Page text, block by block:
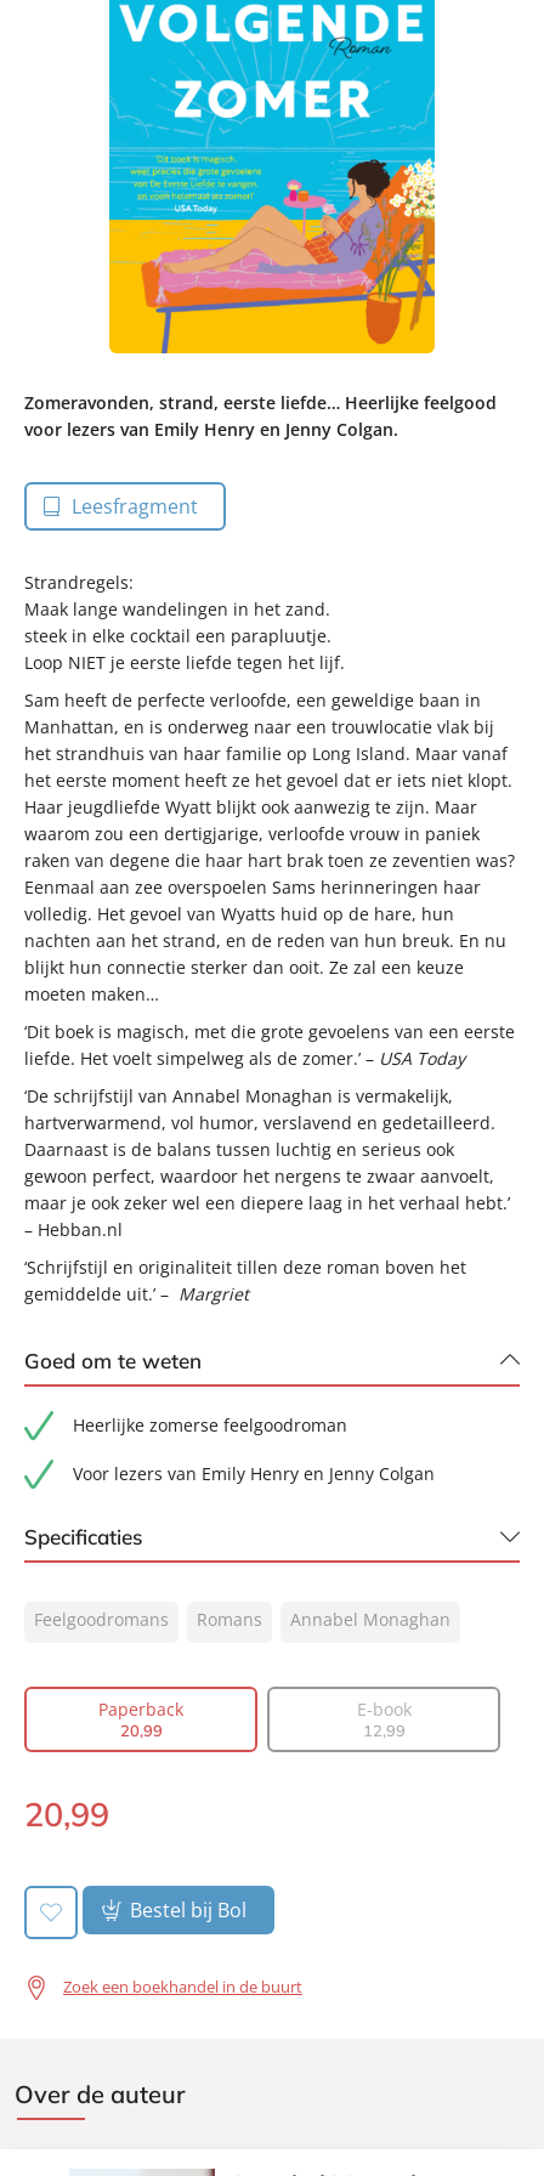
Zomeravonden, strand, eerste liefde… Heerlijke feelgood
voor lezers van Emily Henry en Jenny Colgan.
Leesfragment
Strandregels:
Maak lange wandelingen in het zand.
steek in elke cocktail een parapluutje.
Loop NIET je eerste liefde tegen het lijf.
Sam heeft de perfecte verloofde, een geweldige baan in
Manhattan, en is onderweg naar een trouwlocatie vlak bij
het strandhuis van haar familie op Long Island. Maar vanaf
het eerste moment heeft ze het gevoel dat er iets niet klopt.
Haar jeugdliefde Wyatt blijkt ook aanwezig te zijn. Maar
waarom zou een dertigjarige, verloofde vrouw in paniek
raken van degene die haar hart brak toen ze zeventien was?
Eenmaal aan zee overspoelen Sams herinneringen haar
volledig. Het gevoel van Wyatts huid op de hare, hun
nachten aan het strand, en de reden van hun breuk. En nu
blijkt hun connectie sterker dan ooit. Ze zal een keuze
moeten maken…
‘Dit boek is magisch, met die grote gevoelens van een eerste
liefde. Het voelt simpelweg als de zomer.’ – USA Today
‘De schrijfstijl van Annabel Monaghan is vermakelijk,
hartverwarmend, vol humor, verslavend en gedetailleerd.
Daarnaast is de balans tussen luchtig en serieus ook
gewoon perfect, waardoor het nergens te zwaar aanvoelt,
maar je ook zeker wel een diepere laag in het verhaal hebt.’
– Hebban.nl
‘Schrijfstijl en originaliteit tillen deze roman boven het
gemiddelde uit.’ – Margriet
Goed om te weten
Heerlijke zomerse feelgoodroman
Voor lezers van Emily Henry en Jenny Colgan
Specificaties
NUR:
302
Auteur(s):
Annabel Monaghan
Aantal pagina's:
Feelgoodromans Romans Annabel Monaghan
Paperback
20,99
E-book
12,99
Paperback:
20,99
Bestel bij Bol
Zoek een boekhandel in de buurt
Over de auteur